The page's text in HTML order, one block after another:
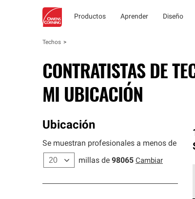
Productos Aprender Diseño
Techos
CONTRATISTAS DE
MI UBICACIÓN
Ubicación
Se muestran profesionales a menos de
millas de 98065 Cambiar